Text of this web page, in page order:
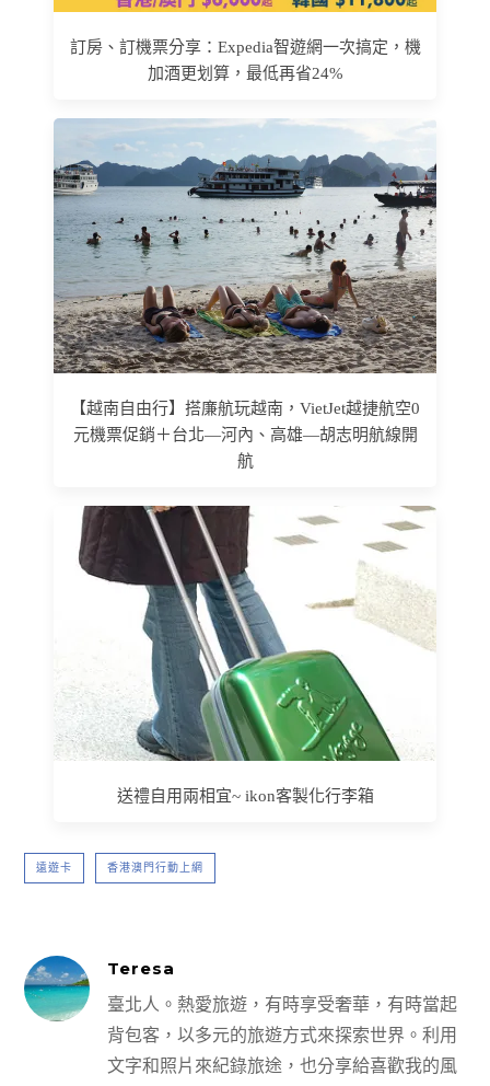
訂房、訂機票分享：Expedia智遊網一次搞定，機
加酒更划算，最低再省24%
【越南自由行】搭廉航玩越南，VietJet越捷航空0
元機票促銷＋台北—河內、高雄—胡志明航線開
航
送禮自用兩相宜~ ikon客製化行李箱
遠遊卡 香港澳門行動上網
Teresa
臺北人。熱愛旅遊，有時享受奢華，有時當起
背包客，以多元的旅遊方式來探索世界。利用
文字和照片來紀錄旅途，也分享給喜歡我的風